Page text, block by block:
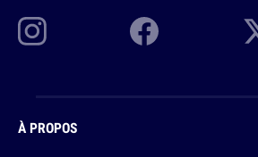
À PROPOS